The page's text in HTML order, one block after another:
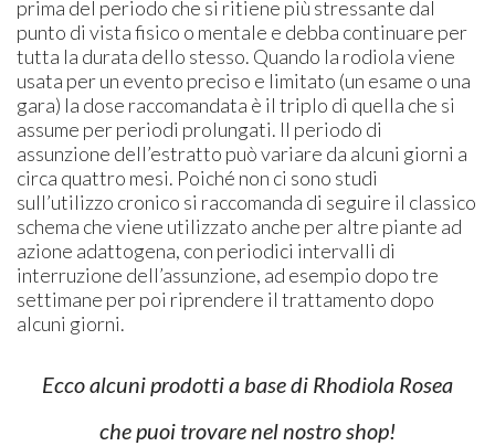
prima del periodo che si ritiene più stressante dal
punto di vista fisico o mentale e debba continuare per
tutta la durata dello stesso. Quando la rodiola viene
usata per un evento preciso e limitato (un esame o una
gara) la dose raccomandata è il triplo di quella che si
assume per periodi prolungati. Il periodo di
assunzione dell’estratto può variare da alcuni giorni a
circa quattro mesi. Poiché non ci sono studi
sull’utilizzo cronico si raccomanda di seguire il classico
schema che viene utilizzato anche per altre piante ad
azione adattogena, con periodici intervalli di
interruzione dell’assunzione, ad esempio dopo tre
settimane per poi riprendere il trattamento dopo
alcuni giorni.
Ecco alcuni prodotti a base di Rhodiola Rosea
che puoi trovare nel nostro shop!